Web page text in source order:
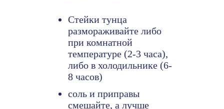
Стейки тунца
размораживайте либо
при комнатной
температуре (2-3 часа),
либо в холодильнике (6-
8 часов)
соль и приправы
смешайте, а лучше